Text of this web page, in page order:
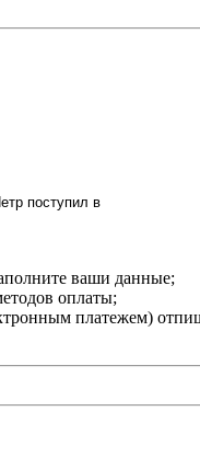
ваши данные;
оплаты;
платежем)